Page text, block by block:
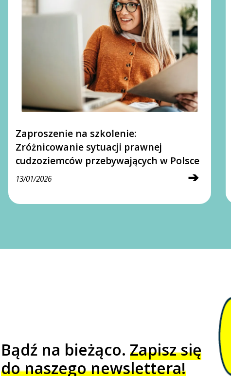
Zaproszenie na szkolenie:
Zróżnicowanie sytuacji prawnej
cudzoziemców przebywających w Polsce
➔
13/01/2026
Bądź na bieżąco. Zapisz się
do naszego newslettera!